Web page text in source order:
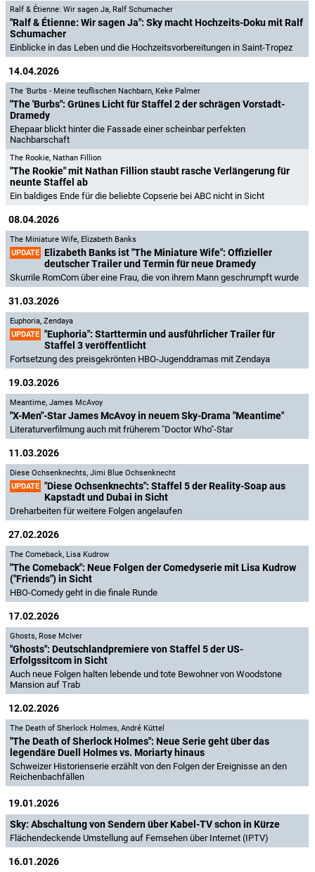
Ralf & Étienne: Wir sagen Ja, Ralf Schumacher
"Ralf & Étienne: Wir sagen Ja": Sky macht Hochzeits-Doku mit Ralf
Schumacher
Einblicke in das Leben und die Hochzeitsvorbereitungen in Saint-Tropez
14.04.2026
The 'Burbs - Meine teuflischen Nachbarn, Keke Palmer
"The 'Burbs": Grünes Licht für Staffel 2 der schrägen Vorstadt-
Dramedy
Ehepaar blickt hinter die Fassade einer scheinbar perfekten
Nachbarschaft
The Rookie, Nathan Fillion
"The Rookie" mit Nathan Fillion staubt rasche Verlängerung für
neunte Staffel ab
Ein baldiges Ende für die beliebte Copserie bei ABC nicht in Sicht
08.04.2026
The Miniature Wife, Elizabeth Banks
UPDATE Elizabeth Banks ist "The Miniature Wife": Offizieller
deutscher Trailer und Termin für neue Dramedy
Skurrile RomCom über eine Frau, die von ihrem Mann geschrumpft wurde
31.03.2026
Euphoria, Zendaya
UPDATE "Euphoria": Starttermin und ausführlicher Trailer für
Staffel 3 veröffentlicht
Fortsetzung des preisgekrönten HBO-Jugenddramas mit Zendaya
19.03.2026
Meantime, James McAvoy
"X-Men"-Star James McAvoy in neuem Sky-Drama "Meantime"
Literaturverfilmung auch mit früherem "Doctor Who"-Star
11.03.2026
Diese Ochsenknechts, Jimi Blue Ochsenknecht
UPDATE "Diese Ochsenknechts": Staffel 5 der Reality-Soap aus
Kapstadt und Dubai in Sicht
Dreharbeiten für weitere Folgen angelaufen
27.02.2026
The Comeback, Lisa Kudrow
"The Comeback": Neue Folgen der Comedyserie mit Lisa Kudrow
("Friends") in Sicht
HBO-Comedy geht in die finale Runde
17.02.2026
Ghosts, Rose McIver
"Ghosts": Deutschlandpremiere von Staffel 5 der US-
Erfolgssitcom in Sicht
Auch neue Folgen halten lebende und tote Bewohner von Woodstone
Mansion auf Trab
12.02.2026
The Death of Sherlock Holmes, André Küttel
"The Death of Sherlock Holmes": Neue Serie geht über das
legendäre Duell Holmes vs. Moriarty hinaus
Schweizer Historienserie erzählt von den Folgen der Ereignisse an den
Reichenbachfällen
19.01.2026
Sky: Abschaltung von Sendern über Kabel-TV schon in Kürze
Flächendeckende Umstellung auf Fernsehen über Internet (IPTV)
16.01.2026